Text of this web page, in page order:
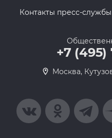
Контакты пресс-службы
+7 (495)
Москва,